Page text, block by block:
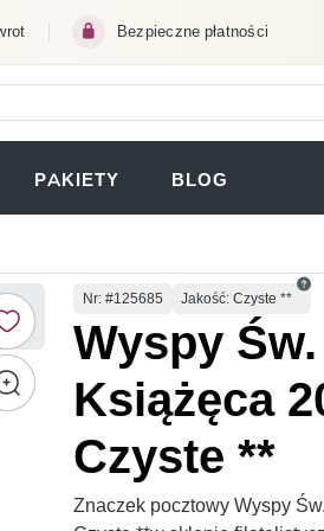
Bezpieczne płatności
PAKIETY BLOG
Numer
Nr: #125685 Jakość: Czyste **
Wyspy
Książęca
Czyste **
Znaczek pocztowy Wyspy